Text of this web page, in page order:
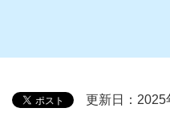
更新日：2025